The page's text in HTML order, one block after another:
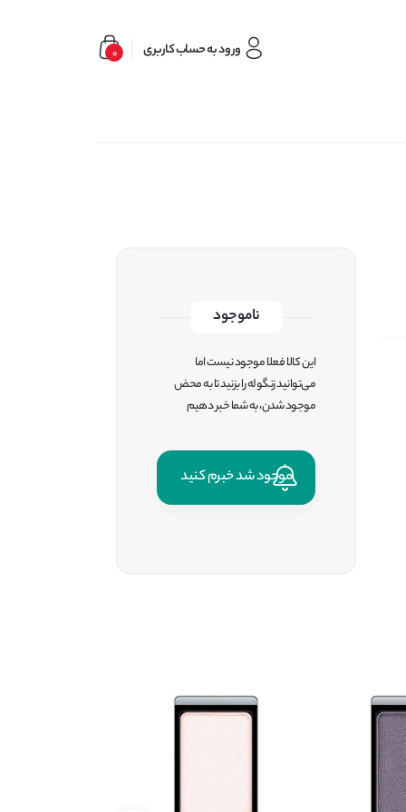
ورود به حساب کاربری 0
ناموجود
این کالا فعلا موجود نیست اما
می‌توانید زنگوله را بزنید تا به محض
موجود شدن، به شما خبر دهیم
موجود شد خبرم کنید